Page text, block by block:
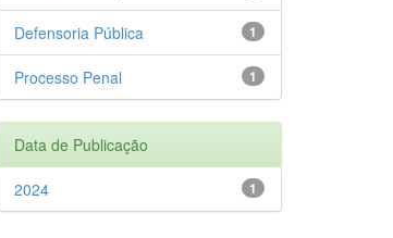
1
Defensoria Pública
1
Processo Penal
Data de Publicação
1
2024